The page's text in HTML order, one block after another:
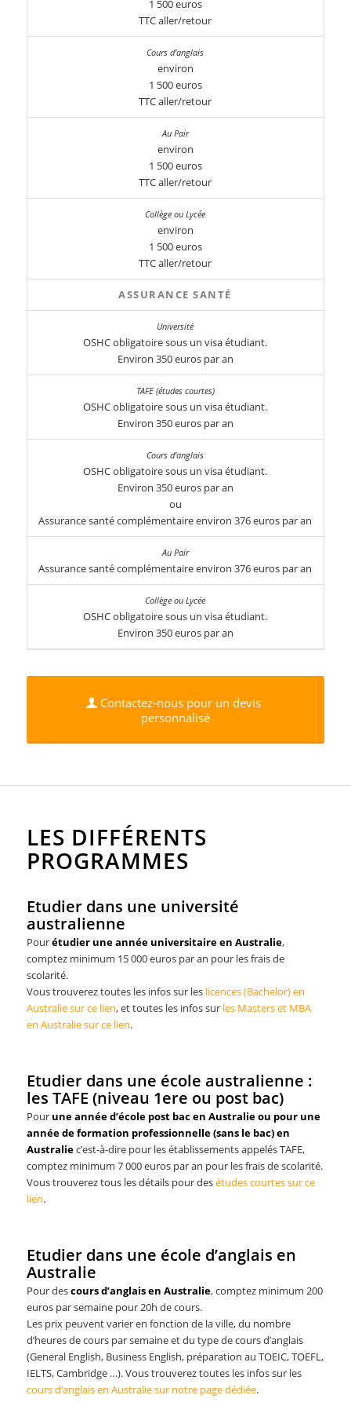
1 500 euros
TTC aller/retour
environ
1 500 euros
TTC aller/retour
environ
1 500 euros
TTC aller/retour
environ
1 500 euros
TTC aller/retour
ASSURANCE SANTÉ
OSHC obligatoire sous un visa étudiant.
Environ 350 euros par an
OSHC obligatoire sous un visa étudiant.
Environ 350 euros par an
OSHC obligatoire sous un visa étudiant.
Environ 350 euros par an
ou
Assurance santé complémentaire environ 376 euros par an
Assurance santé complémentaire environ 376 euros par an
OSHC obligatoire sous un visa étudiant.
Environ 350 euros par an
Contactez-nous pour un devis
personnalisé
LES DIFFÉRENTS
PROGRAMMES
Etudier dans une université
australienne
Pourétudier une année universitaire en Australie,
comptez minimum 15 000 euros par an pour les frais de
scolarité.
Vous trouverez toutes les infos sur les licences (Bachelor) en
Australie sur ce lien, et toutes les infos sur les Masters et MBA
en Australie sur ce lien.
Etudier dans une école australienne :
les TAFE (niveau 1ere ou post bac)
Pour une année d’école post bac en Australieou pour une
année de formation professionnelle (sans le bac) en
Australiec’est-à-dire pour les établissements appelés TAFE,
comptez minimum 7 000 euros par an pour les frais de scolarité.
Vous trouverez tous les détails pour desétudes courtes sur ce
lien.
Etudier dans une école d’anglais en
Australie
Pour descours d’anglais en Australie, comptez minimum 200
euros par semaine pour 20h de cours.
Les prix peuvent varier en fonction de la ville, du nombre
d’heures de cours par semaine et du type de cours d’anglais
(General English, Business English, préparation au TOEIC, TOEFL,
IELTS, Cambridge …). Vous trouverez toutes les infos sur les
cours d’anglais en Australie sur notre page dédiée.